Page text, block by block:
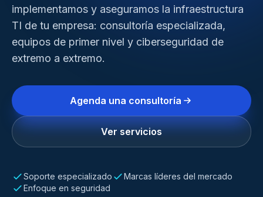
implementamos y aseguramos la infraestructura
TI de tu empresa: consultoría especializada,
equipos de primer nivel y ciberseguridad de
extremo a extremo.
Agenda una consultoría
Ver servicios
Soporte especializado
Marcas líderes del mercado
Enfoque en seguridad